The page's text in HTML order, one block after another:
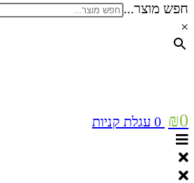
חפש מוצר...
×
₪0
0 עגלת קניות